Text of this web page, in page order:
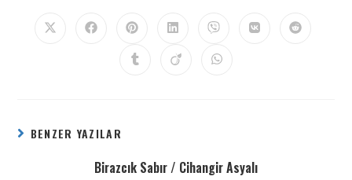
BENZER YAZILAR
Birazcık Sabır / Cihangir Asyalı